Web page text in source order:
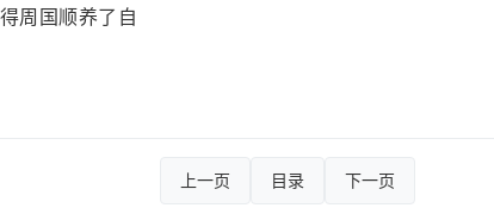
周国顺养了自
上一页 目录 下一页